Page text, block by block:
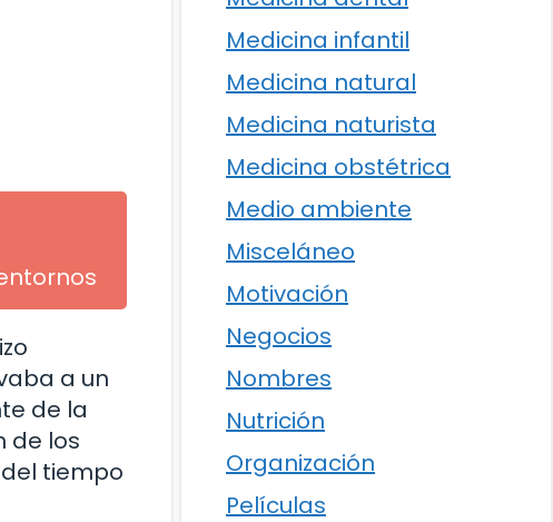
a un
de la
de los
tiempo
Medicina infantil
Medicina natural
Medicina naturista
Medicina obstétrica
Medio ambiente
Misceláneo
Motivación
Negocios
Nombres
Nutrición
Organización
Películas